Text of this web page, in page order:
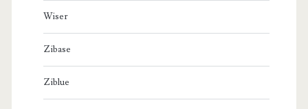
Wiser
Zibase
Ziblue